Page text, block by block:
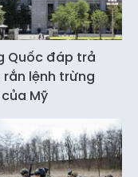
Quốc đáp trả
rắn lệnh trừng
Mỹ